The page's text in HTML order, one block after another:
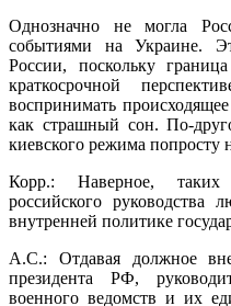
Однозначно не могла
событиями на Украине.
России, поскольку
краткосрочной
воспринимать
как страшный сон. По-
киевского режима попросту
Корр.: Наверное,
российского
внутренней политике
А.С.: Отдавая должное
президента РФ,
военного ведомств и их